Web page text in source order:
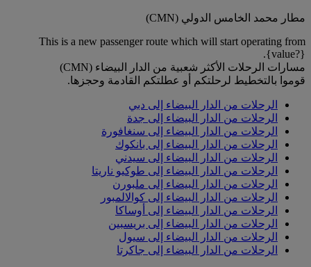
مطار محمد الخامس الدولي (CMN)
This is a new passenger route which will start operating from
{value?}.
مسارات الرحلات الأكثر شعبية من الدار البيضاء (CMN)
قوموا بالتخطيط لرحلتكم أو عطلتكم القادمة وحجزها.
الرحلات من الدار البيضاء إلى دبي
الرحلات من الدار البيضاء إلى جدة
الرحلات من الدار البيضاء إلى سنغافورة
الرحلات من الدار البيضاء إلى بانكوك
الرحلات من الدار البيضاء إلى سيدني
الرحلات من الدار البيضاء إلى طوكيو ناريتا
الرحلات من الدار البيضاء إلى ملبورن
الرحلات من الدار البيضاء إلى كوالالمبور
الرحلات من الدار البيضاء إلى أوساكا
الرحلات من الدار البيضاء إلى بريسبين
الرحلات من الدار البيضاء إلى سيول
الرحلات من الدار البيضاء إلى جاكرتا